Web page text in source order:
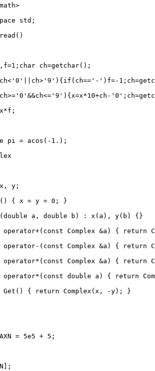
std ;
read ()
,f=1 ; char ch=getchar();
< '0' ch> '9' ){ if (ch== '-' )f=- 1 ;ch=
>= '0' &&ch<= '9' ){x=x*10+ch - '0' ;ch=
*f;
pi = acos ( - 1. );
y;
() { x = y = 0 ; }
( double a , double b ) : x (a), y(b) {}
operator+( const Complex &a ) { return
operator- ( const Complex &a ) { return
operator* ( const Complex &a ) { return
operator* ( const double a ) { return
Get () { return Complex (x, -y); }
= 5e5 + 5 ;